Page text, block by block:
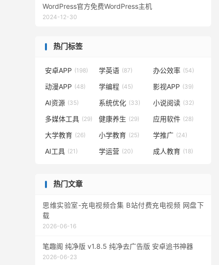
WordPress官方免费WordPress主机
2024-12-30
热门标签
安卓APP (198) 学英语 (87) 办公效率 (54)
动漫APP (48) 学编程 (45) 影视APP (39)
AI资源 (35) 系统优化 (33) 小说阅读 (32)
多媒体工具 (29) 健康养生 (29) 应用软件 (28)
大学教育 (26) 小学教育 (25) 学推广 (24)
AI工具 (21) 学运营 (20) 成人教育 (18)
热门文章
思维实验室-充电视频合集 B站付费充电视频 网盘下
载
2026-06-16
笔趣阁 纯净版 v1.8.5 纯净去广告版 安卓追书神器
2026-06-23